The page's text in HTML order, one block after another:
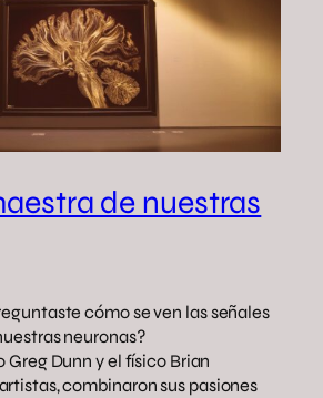
de nuestras
cómo se ven las señales
neuronas?
Dunn y el físico Brian
combinaron sus pasiones